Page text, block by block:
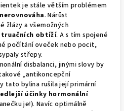
je stále větším problémem
. Nárůst
žlázy a všemožných
obtíží. A s tím spojené
počítání oveček nebo pocit,
střepy.
disbalanci, jinými slovy by
„antikoncepční
tato bylina rušila její primární
účinky hormonální
je!). Navíc optimálně